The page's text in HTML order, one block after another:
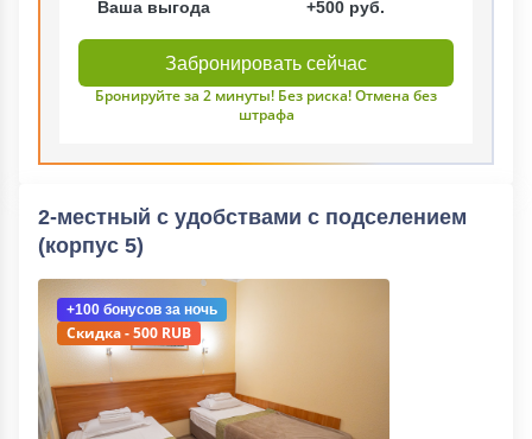
Ваша выгода +500 руб.
Забронировать сейчас
Бронируйте за 2 минуты! Без риска! Отмена без
штрафа
2-местный с удобствами с подселением
(корпус 5)
+100 бонусов за ночь
Скидка - 500 RUB